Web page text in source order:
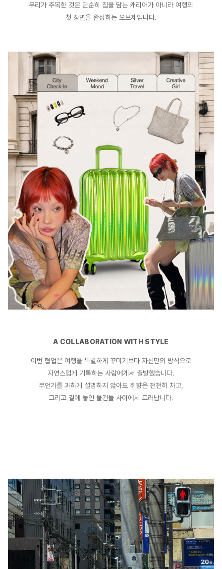
우리가 주목한 것은 단순히 짐을 담는 캐리어가 아니라 여행의
첫 장면을 완성하는 오브제입니다.
A COLLABORATION WITH STYLE
이번 협업은 여행을 특별하게 꾸미기보다 자신만의 방식으로
자연스럽게 기록하는 사람에게서 출발했습니다.
무언가를 과하게 설명하지 않아도 취향은 천천히 차고,
그리고 곁에 놓인 물건들 사이에서 드러납니다.